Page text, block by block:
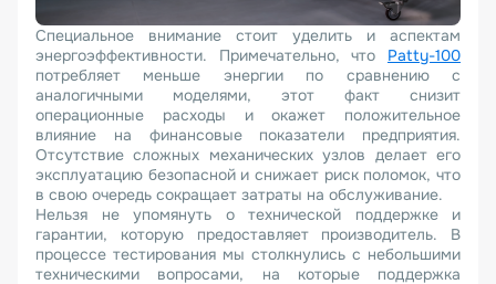
Специальное внимание стоит уделить и аспектам
энергоэффективности. Примечательно, что Patty-100
потребляет меньше энергии по сравнению с
аналогичными моделями, этот факт снизит
операционные расходы и окажет положительное
влияние на финансовые показатели предприятия.
Отсутствие сложных механических узлов делает его
эксплуатацию безопасной и снижает риск поломок, что
в свою очередь сокращает затраты на обслуживание.
Нельзя не упомянуть о технической поддержке и
гарантии, которую предоставляет производитель. В
процессе тестирования мы столкнулись с небольшими
техническими вопросами, на которые поддержка